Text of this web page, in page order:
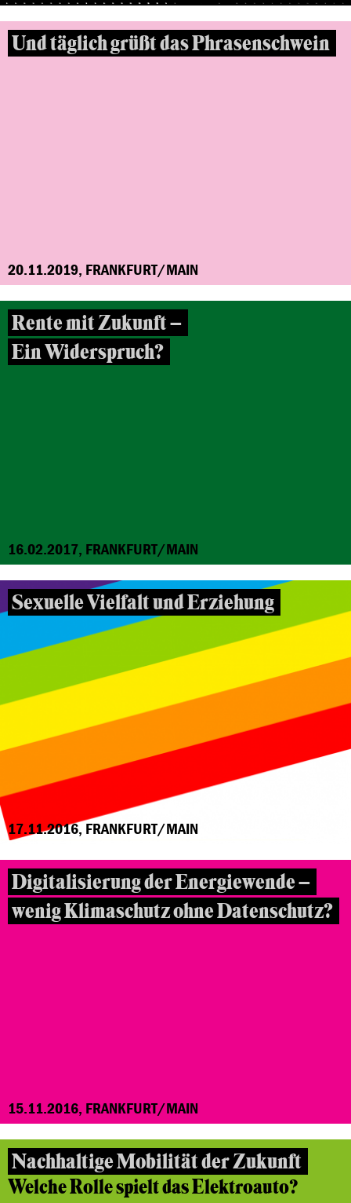
Und täglich grüßt das Phrasenschwein
20.11.2019, FRANKFURT/MAIN
Rente mit Zukunft –
Ein Widerspruch?
16.02.2017, FRANKFURT/MAIN
Sexuelle Vielfalt und Erziehung
17.11.2016, FRANKFURT/MAIN
Digitalisierung der Energiewende –
wenig Klimaschutz ohne Datenschutz?
15.11.2016, FRANKFURT/MAIN
Nachhaltige Mobilität der Zukunft
Welche Rolle spielt das Elektroauto?